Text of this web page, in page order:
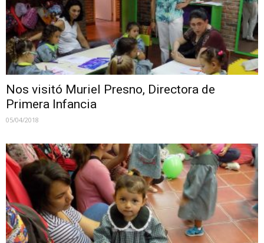
Nos visitó Muriel Presno, Directora de
Primera Infancia
05/04/2018